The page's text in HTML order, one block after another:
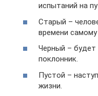
испытаний на
Старый –
времени самому
Черный – будет
поклонник.
Пустой –
жизни.